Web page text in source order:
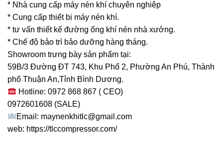
* Nhà cung cấp máy nén khí chuyên nghiệp
* Cung cấp thiết bị máy nén khí.
* tư vấn thiết kế đường ống khí nén nhà xưởng.
* Chế độ bảo trì bảo dưỡng hàng tháng.
Showroom trưng bày sản phẩm tại:
59B/3 Đường ĐT 743, Khu Phố 2, Phường An Phú, Thành
phố Thuận An,Tỉnh Bình Dương.
Hotline: 0972 868 867 ( CEO)
0972601608 (SALE)
Email: maynenkhitlc@gmail.com
web: https://tlccompressor.com/